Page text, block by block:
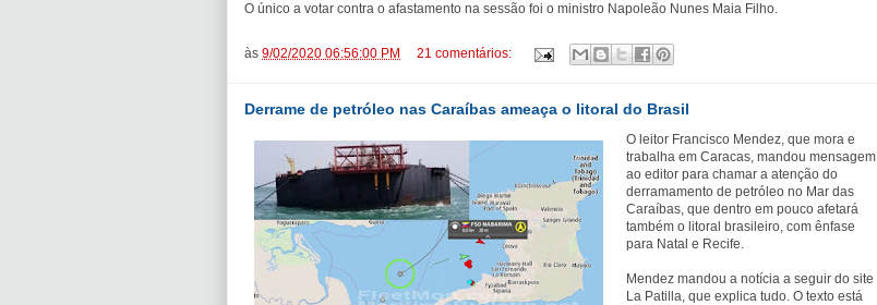
O único a votar contra o afastamento na sessão foi o ministro Napoleão Nunes Maia Filho.
às 9/02/2020 06:56:00 PM 21 comentários:
Derrame de petróleo nas Caraíbas ameaça o litoral do Brasil
O leitor Francisco Mendez, que mora e
trabalha em Caracas, mandou mensagem
ao editor para chamar a atenção do
derramamento de petróleo no Mar das
Caraíbas, que dentro em pouco afetará
também o litoral brasileiro, com ênfase
para Natal e Recife.
Mendez mandou a notícia a seguir do site
La Patilla, que explica tudo. O texto está